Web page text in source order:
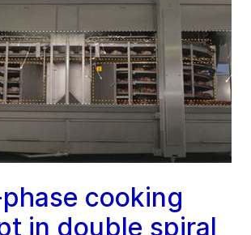
cooking
in double spiral